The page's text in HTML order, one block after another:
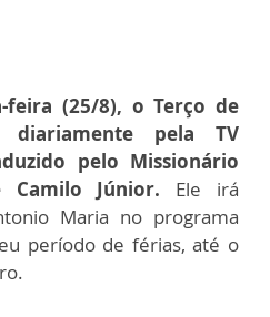
(25/8), o Terço de
diariamente pela TV
pelo Missionário
Camilo Júnior. Ele irá
Maria no programa
período de férias, até o